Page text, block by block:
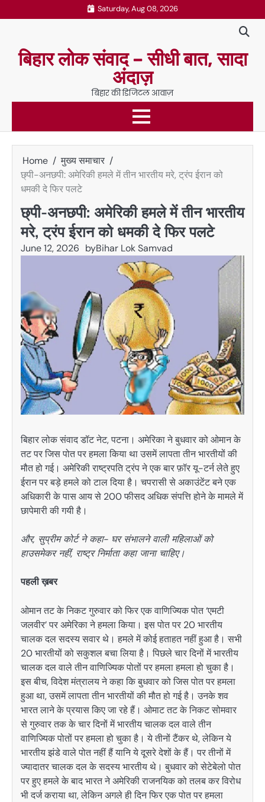
to
Saturday, Aug 08, 2026
बिहार लोक संवाद – सीधी बात, सादा
अंदाज़
बिहार की डिजिटल आवाज़
Home
मुख्य समाचार
छ्पी-अनछपी: अमेरिकी हमले में तीन भारतीय मरे, ट्रंप ईरान को
धमकी दे फिर पलटे
छ्पी-अनछपी: अमेरिकी हमले में तीन भारतीय
मरे, ट्रंप ईरान को धमकी दे फिर पलटे
June 12, 2026 byBihar Lok Samvad
बिहार लोक संवाद डॉट नेट, पटना। अमेरिका ने बुधवार को ओमान के
तट पर जिस पोत पर हमला किया था उसमें लापता तीन भारतीयों की
मौत हो गई। अमेरिकी राष्ट्रपति ट्रंप ने एक बार फ़ॉर यू-टर्न लेते हुए
ईरान पर बड़े हमले को टाल दिया है। चपरासी से अकाउंटेंट बने एक
अधिकारी के पास आय से 200 फीसद अधिक संपत्ति होने के मामले में
छापेमारी की गयी है।
और, सुप्रीम कोर्ट ने कहा- घर संभालने वाली महिलाओं को
हाउसमेकर नहीं, राष्ट्र निर्माता कहा जाना चाहिए।
पहली ख़बर
ओमान तट के निकट गुरुवार को फिर एक वाणिज्यिक पोत ‘एमटी
जलवीर’ पर अमेरिका ने हमला किया। इस पोत पर 20 भारतीय
चालक दल सदस्य सवार थे। हमले में कोई हताहत नहीं हुआ है। सभी
20 भारतीयों को सकुशल बचा लिया है। पिछले चार दिनों में भारतीय
चालक दल वाले तीन वाणिज्यिक पोतों पर हमला हमला हो चुका है।
इस बीच, विदेश मंत्रालय ने कहा कि बुधवार को जिस पोत पर हमला
हुआ था, उसमें लापता तीन भारतीयों की मौत हो गई है। उनके शव
भारत लाने के प्रयास किए जा रहे हैं। ओमाट तट के निकट सोमवार
से गुरुवार तक के चार दिनों में भारतीय चालक दल वाले तीन
वाणिज्यिक पोतों पर हमला हो चुका है। ये तीनों टैंकर थे, लेकिन ये
भारतीय झंडे वाले पोत नहीं हैं यानि ये दूसरे देशों के हैं। पर तीनों में
ज्यादातर चालक दल के सदस्य भारतीय थे। बुधवार को सेटेबेलो पोत
पर हुए हमले के बाद भारत ने अमेरिकी राजनयिक को तलब कर विरोध
भी दर्ज कराया था, लेकिन अगले ही दिन फिर एक पोत पर हमला